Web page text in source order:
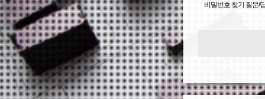
비밀번호 찾기 질문/